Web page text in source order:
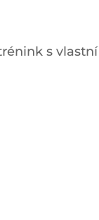
s vlastní